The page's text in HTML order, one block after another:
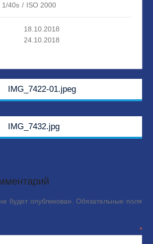
1/40s / ISO 2000
18.10.2018
24.10.2018
запись:
IMG_7422-01.jpeg
запись:
IMG_7432.jpg
будет опубликован.
Обязательные поля
*